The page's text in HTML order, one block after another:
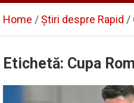
Home Știri despre Rapid
Etichetă: Cupa